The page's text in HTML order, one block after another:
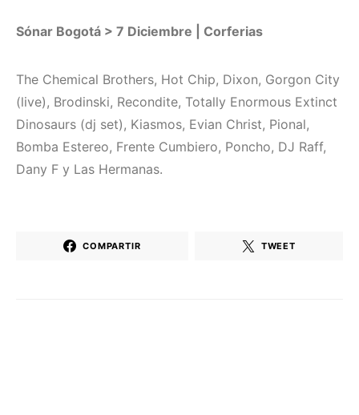
Sónar Bogotá > 7 Diciembre | Corferias
The Chemical Brothers, Hot Chip, Dixon, Gorgon City
(live), Brodinski, Recondite, Totally Enormous Extinct
Dinosaurs (dj set), Kiasmos, Evian Christ, Pional,
Bomba Estereo, Frente Cumbiero, Poncho, DJ Raff,
Dany F y Las Hermanas.
COMPARTIR TWEET